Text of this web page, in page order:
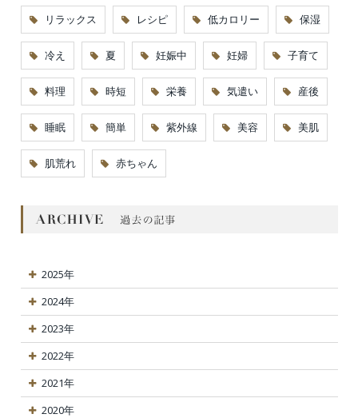
リラックス レシピ 低カロリー 保湿
冷え 夏 妊娠中 妊婦 子育て
料理 時短 栄養 気遣い 産後
睡眠 簡単 紫外線 美容 美肌
肌荒れ 赤ちゃん
2025年
2024年
2023年
2022年
2021年
2020年